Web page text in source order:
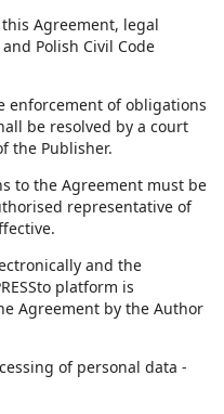
Agreement, legal
Polish Civil Code
of obligations
be resolved by a court
the Publisher.
to the Agreement must be
representative of
and the
platform is
Agreement by the Author
of personal data -